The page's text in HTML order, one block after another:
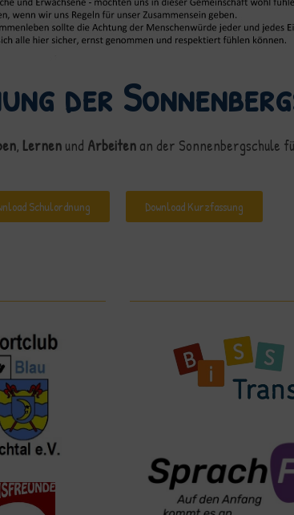
der
, Lernen und Arbeiten an der Sonnenbergschule
Schulordnung Download Kurzfassung